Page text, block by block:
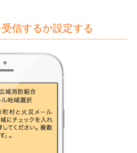
信するか設定する